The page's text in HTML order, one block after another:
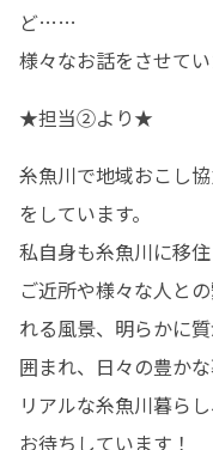
ど……
様々なお話をさせて
★担当②より★
糸魚川で地域おこし
をしています。
私自身も糸魚川に移住
ご近所や様々な人と
れる風景、明らかに
囲まれ、日々の豊か
リアルな糸魚川暮ら
お待ちしています！